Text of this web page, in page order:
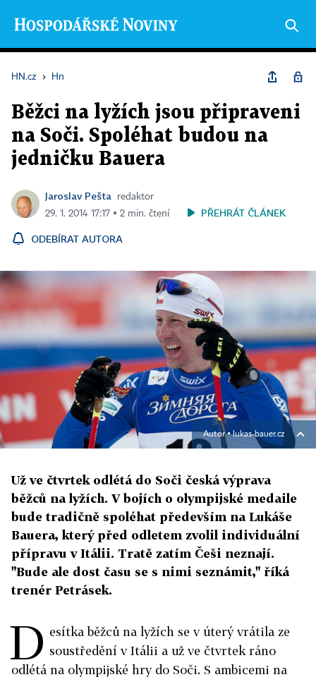
HN.cz › Hn
Běžci na lyžích jsou připraveni
na Soči. Spoléhat budou na
jedničku Bauera
Jaroslav Pešta
redaktor
29. 1. 2014 17:17 ▪ 2 min. čtení
PŘEHRÁT ČLÁNEK
ODEBÍRAT AUTORA
Autor ▪lukas-bauer.cz
Už ve čtvrtek odlétá do Soči česká výprava
běžců na lyžích. V bojích o olympijské medaile
bude tradičně spoléhat především na Lukáše
Bauera, který před odletem zvolil individuální
přípravu v Itálii. Tratě zatím Češi neznají.
"Bude ale dost času se s nimi seznámit," říká
trenér Petrásek.
D esítka běžců na lyžích se v úterý vrátila ze
soustředění v Itálii a už ve čtvrtek ráno
odlétá na olympijské hry do Soči. S ambicemi na